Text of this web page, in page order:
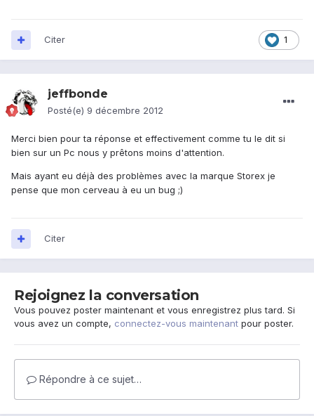
1
Citer
jeffbonde
Posté(e) 9 décembre 2012
Merci bien pour ta réponse et effectivement comme tu le dit si
bien sur un Pc nous y prêtons moins d'attention.
Mais ayant eu déjà des problèmes avec la marque Storex je
pense que mon cerveau à eu un bug ;)
Citer
Rejoignez la conversation
Vous pouvez poster maintenant et vous enregistrez plus tard. Si
vous avez un compte, connectez-vous maintenant pour poster.
Répondre à ce sujet…